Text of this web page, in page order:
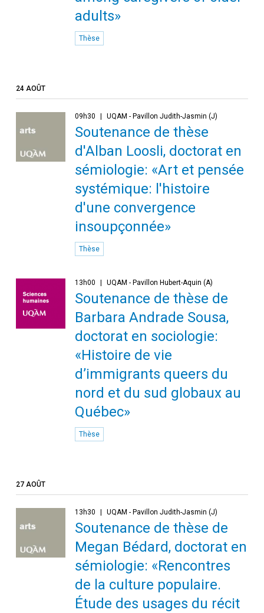
adults»
Thèse
24 AOÛT
09h30 UQAM - Pavillon Judith-Jasmin (J)
Soutenance de thèse
d'Alban Loosli, doctorat en
sémiologie: «Art et pensée
systémique: l'histoire
d'une convergence
insoupçonnée»
Thèse
13h00 UQAM - Pavillon Hubert-Aquin (A)
Soutenance de thèse de
Barbara Andrade Sousa,
doctorat en sociologie:
«Histoire de vie
d’immigrants queers du
nord et du sud globaux au
Québec»
Thèse
27 AOÛT
13h30 UQAM - Pavillon Judith-Jasmin (J)
Soutenance de thèse de
Megan Bédard, doctorat en
sémiologie: «Rencontres
de la culture populaire.
Étude des usages du récit